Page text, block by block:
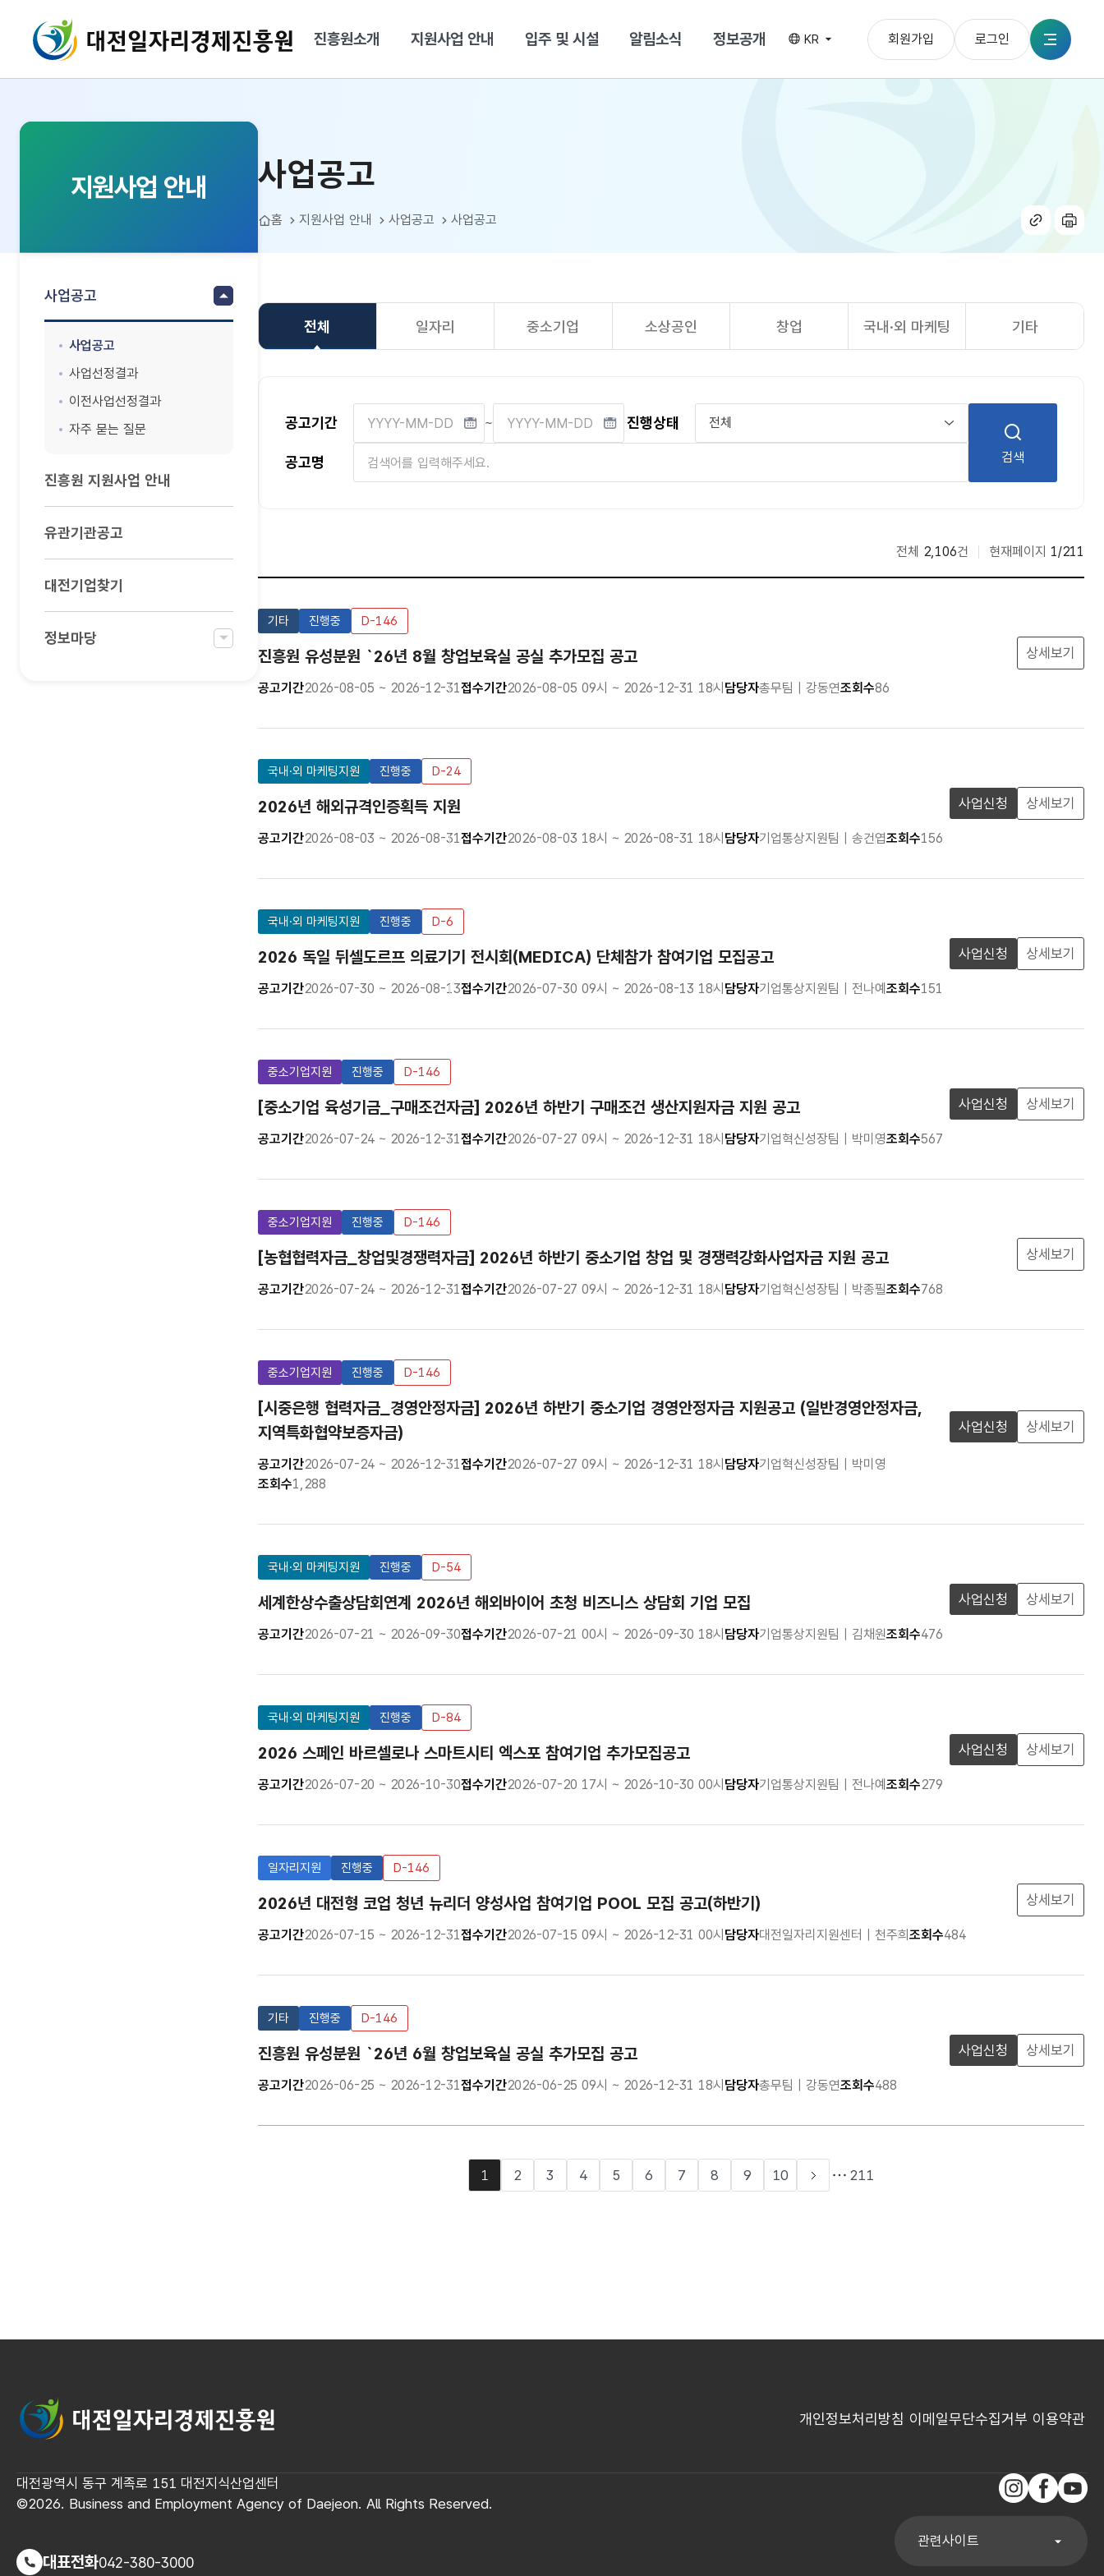
대전일자리경제진흥원 진흥원소개 지원사업 안내 입주 및 시설 알림소식 정보공개 KR 회원가입 로그인
전체메뉴
지원사업 안내
사업공고
사업공고
사업선정결과
이전사업선정결과
자주 묻는 질문
진흥원 지원사업 안내
유관기관공고
대전기업찾기
정보마당
사업공고
홈 지원사업 안내 사업공고 사업공고
전체 일자리 중소기업 소상공인 창업 국내·외 마케팅 기타
공고기간 ~ 진행상태
공고명 검색
전체 2,106건 현재페이지 1/211
기타 진행중 D-146
진흥원 유성분원 `26년 8월 창업보육실 공실 추가모집 공고
공고기간2026-08-05 ~ 2026-12-31접수기간2026-08-05 09시 ~ 2026-12-31 18시 담당자총무팀 | 강동연조회수86
상세보기
국내·외 마케팅지원 진행중 D-24
2026년 해외규격인증획득 지원
공고기간2026-08-03 ~ 2026-08-31접수기간2026-08-03 18시 ~ 2026-08-31 18시 담당자기업통상지원팀 | 송건엽조회수156
사업신청 상세보기
국내·외 마케팅지원 진행중 D-6
2026 독일 뒤셀도르프 의료기기 전시회(MEDICA) 단체참가 참여기업 모집공고
공고기간2026-07-30 ~ 2026-08-13접수기간2026-07-30 09시 ~ 2026-08-13 18시 담당자기업통상지원팀 | 전나예 조회수151
사업신청 상세보기
중소기업지원 진행중 D-146
[중소기업 육성기금_구매조건자금] 2026년 하반기 구매조건 생산지원자금 지원 공고
공고기간2026-07-24 ~ 2026-12-31접수기간2026-07-27 09시 ~ 2026-12-31 18시 담당자기업혁신성장팀 | 박미영조회수567
사업신청 상세보기
중소기업지원 진행중 D-146
[농협협력자금_창업및경쟁력자금] 2026년 하반기 중소기업 창업 및 경쟁력강화사업자금 지원 공고
공고기간2026-07-24 ~ 2026-12-31접수기간2026-07-27 09시 ~ 2026-12-31 18시 담당자기업혁신성장팀 | 박종필조회수768
상세보기
중소기업지원 진행중 D-146
[시중은행 협력자금_경영안정자금] 2026년 하반기 중소기업 경영안정자금 지원공고 (일반경영안정자금,
지역특화협약보증자금)
공고기간2026-07-24 ~ 2026-12-31접수기간2026-07-27 09시 ~ 2026-12-31 18시 담당자기업혁신성장팀 | 박미영
조회수1,288
사업신청 상세보기
국내·외 마케팅지원 진행중 D-54
세계한상수출상담회연계 2026년 해외바이어 초청 비즈니스 상담회 기업 모집
공고기간2026-07-21 ~ 2026-09-30접수기간2026-07-21 00시 ~ 2026-09-30 18시 담당자기업통상지원팀 | 김채원조회수476
사업신청 상세보기
국내·외 마케팅지원 진행중 D-84
2026 스페인 바르셀로나 스마트시티 엑스포 참여기업 추가모집공고
공고기간2026-07-20 ~ 2026-10-30접수기간2026-07-20 17시 ~ 2026-10-30 00시 담당자기업통상지원팀 | 전나예 조회수279
사업신청 상세보기
일자리지원 진행중 D-146
2026년 대전형 코업 청년 뉴리더 양성사업 참여기업 POOL 모집 공고(하반기)
공고기간2026-07-15 ~ 2026-12-31접수기간2026-07-15 09시 ~ 2026-12-31 00시 담당자대전일자리지원센터 | 천주희 조회수484
상세보기
기타 진행중 D-146
진흥원 유성분원 `26년 6월 창업보육실 공실 추가모집 공고
공고기간2026-06-25 ~ 2026-12-31접수기간2026-06-25 09시 ~ 2026-12-31 18시 담당자총무팀 | 강동연조회수488
사업신청 상세보기
1 2 3 4 5 6 7 8 9 10 211
대전일자리경제진흥원
개인정보처리방침 이메일무단수집거부 이용약관
대전광역시 동구 계족로 151 대전지식산업센터
©2026. Business and Employment Agency of Daejeon. All Rights Reserved.
대표전화042-380-3000
인스타그램
페이스북
유튜브
관련사이트